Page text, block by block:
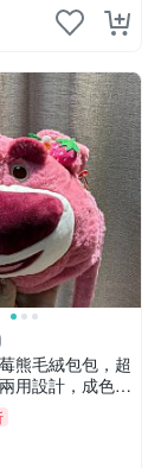
熊毛絨包包，超
用設計，成色上
紅草莓 毛絨包 超